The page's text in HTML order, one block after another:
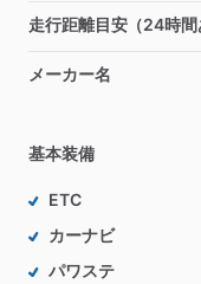
走行距離目安（24時間
メーカー名
基本装備
ETC
カーナビ
パワステ